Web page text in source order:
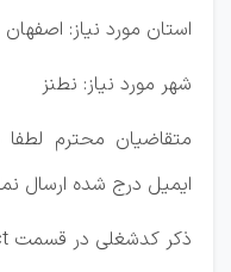
استان مورد نیاز: اصفهان
شهر مورد نیاز: نطنز
متقاضیان محترم
ایمیل درج شده ارسال
ذکر کدشغلی در قسمت Subject ضروری می باشد.